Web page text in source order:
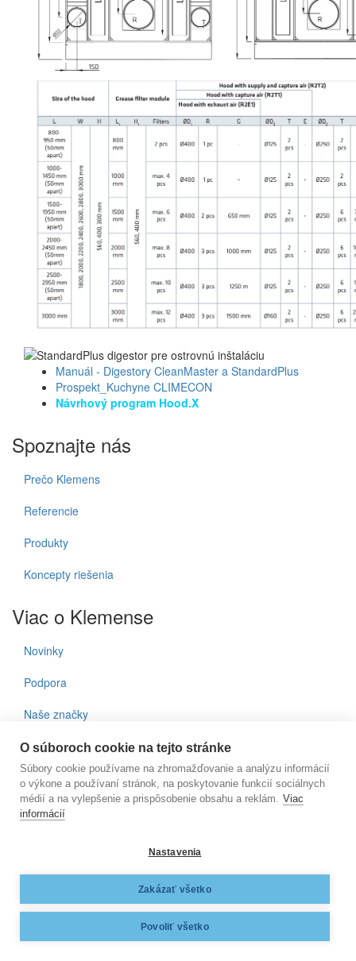
Manuál - Digestory CleanMaster a StandardPlus
Prospekt_Kuchyne CLIMECON
Návrhový program Hood.X
Spoznajte nás
Prečo Klemens
Referencie
Produkty
Koncepty riešenia
Viac o Klemense
Novinky
Podpora
Naše značky
Kontakty
Prihlásenie do noviniek
E-mail
KLEMENS, s.r.o., Nižnianska 6572/2, 080 06 Ľubotice, e-
klemens@klemens.sk, mobil: +42 (1) 917 350 013
MARLOW DESIGN
Ochrana osobných údajov
O súboroch cookie na tejto stránke
Súbory cookie používame na zhromažďovanie a analýzu informácií
o výkone a používaní stránok, na poskytovanie funkcií sociálnych
médií a na vylepšenie a prispôsobenie obsahu a reklám. Viac
informácií
Nastavenia
Zakázať všetko
Povoliť všetko